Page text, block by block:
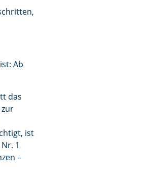
Ab
das
ist
1
–